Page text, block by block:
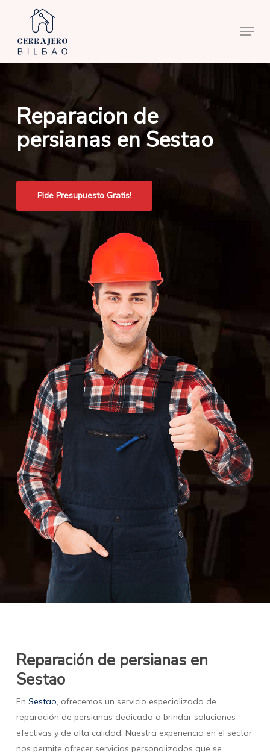
main
content
Menu
Reparacion de
persianas en Sestao
Pide Presupuesto Gratis!
Reparación de persianas en
Sestao
En Sestao, ofrecemos un servicio especializado de
reparación de persianas dedicado a brindar soluciones
efectivas y de alta calidad. Nuestra experiencia en el sector
nos permite ofrecer servicios personalizados que se